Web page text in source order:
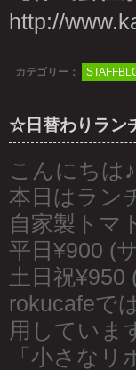
http://
カテゴリー：
☆日替わりラン
こんにちは♪
本日はラン
自家製トマ
平日¥900 (
土日祝
rokucafeで
用していま
「小さな